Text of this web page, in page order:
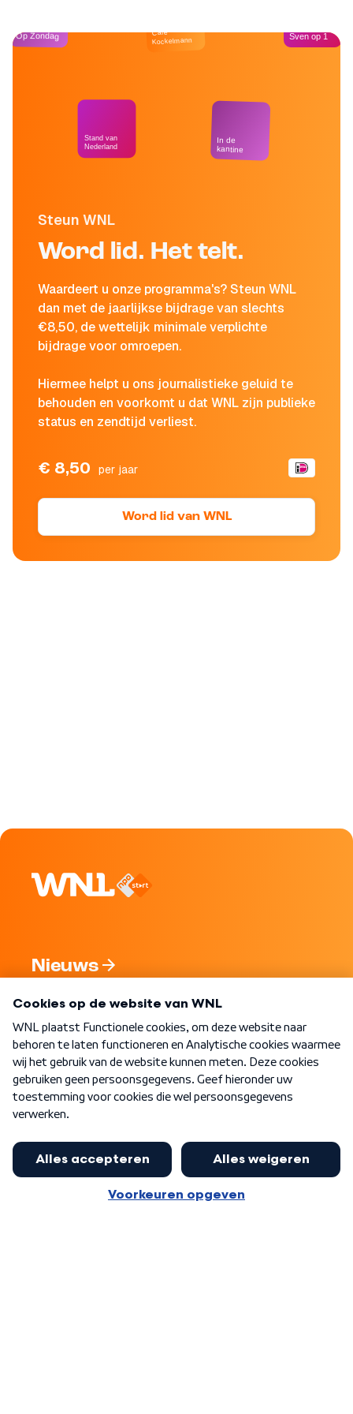
Steun WNL
Word lid. Het telt.
Waardeert u onze programma's? Steun WNL
dan met de jaarlijkse bijdrage van slechts
€8,50, de wettelijk minimale verplichte
bijdrage voor omroepen.
Hiermee helpt u ons journalistieke geluid te
behouden en voorkomt u dat WNL zijn publieke
status en zendtijd verliest.
€ 8,50 per jaar
Word lid van WNL
Op Zondag
Stand van
Nederland
Café
Kockelmann
In de
kantine
Sven op 1
Nieuws
Nieuwsbrief
Word Lid